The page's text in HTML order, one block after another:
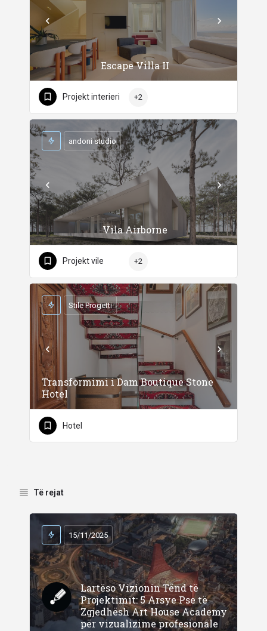
Escape Villa II
Projekt interieri +2
Vila Airborne
andoni studio
Projekt vile +2
Transformimi i Dam Boutique Stone
Hotel
Stile Progetti
Hotel
Të rejat
Lartëso Vizionin Tënd të
Projektimit: 5 Arsye Pse të
Zgjedhësh Art House Academy
për vizualizime profesionale
15/11/2025